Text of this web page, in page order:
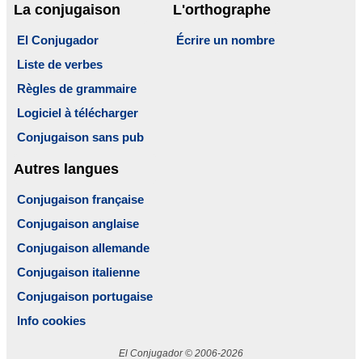
La conjugaison
El Conjugador
Liste de verbes
Règles de grammaire
Logiciel à télécharger
Conjugaison sans pub
L'orthographe
Écrire un nombre
Autres langues
Conjugaison française
Conjugaison anglaise
Conjugaison allemande
Conjugaison italienne
Conjugaison portugaise
Info cookies
El Conjugador © 2006-2026